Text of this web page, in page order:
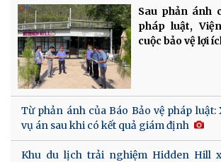
Sau phản ánh
pháp luật,
cuộc bảo vệ lợi
Từ phản ánh của Báo Bảo vệ pháp luật:
vụ án sau khi có kết quả giám định
Khu du lịch trải nghiệm Hidden Hill